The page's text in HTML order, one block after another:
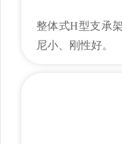
整体式H型支承
尼小、刚性好。